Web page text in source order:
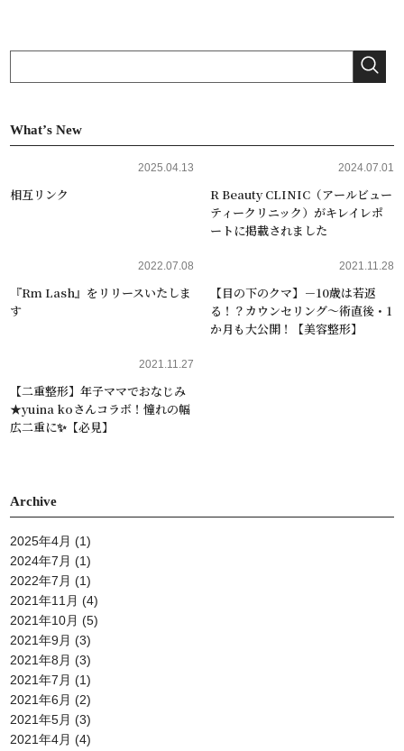
Whatʼs New
2025.04.13
相互リンク
2024.07.01
R Beauty CLINIC（アールビュー
ティークリニック）がキレイレポ
ートに掲載されました
2022.07.08
『Rm Lash』をリリースいたしま
す
2021.11.28
【目の下のクマ】－10歳は若返
る！？カウンセリング～術直後・1
か月も大公開！【美容整形】
2021.11.27
【二重整形】年子ママでおなじみ
★yuina koさんコラボ！憧れの幅
広二重に✨【必見】
Archive
2025年4月 (1)
2024年7月 (1)
2022年7月 (1)
2021年11月 (4)
2021年10月 (5)
2021年9月 (3)
2021年8月 (3)
2021年7月 (1)
2021年6月 (2)
2021年5月 (3)
2021年4月 (4)